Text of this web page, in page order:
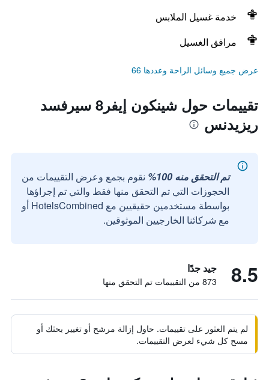
خدمة غسيل الملابس
مرافق الغسيل
عرض جميع وسائل الراحة وعددها 66
تقييمات حول شينكون إيفر8 سيرفسد
ريزيدنس
تم التحقق منه 100%
نقوم بجمع وعرض التقييمات من
الحجوزات التي تم التحقق منها فقط والتي تم إجراؤها
بواسطة مستخدمين حقيقيين مع HotelsCombined أو
مع شركائنا الخارجيين الموثوقين.
8.5 جيد جدًا
873 من التقييمات تم التحقق منها
لم يتم العثور على تقييمات. حاول إزالة مرشح أو تغيير بحثك أو
مسح كل شيء لعرض التقييمات.